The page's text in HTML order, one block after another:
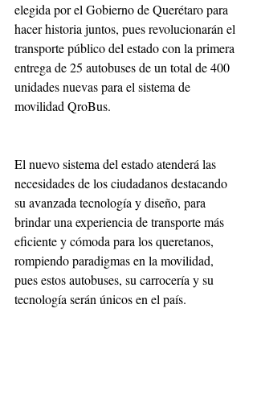
elegida por el Gobierno de Querétaro para
hacer historia juntos, pues revolucionarán el
transporte público del estado con la primera
entrega de 25 autobuses de un total de 400
unidades nuevas para el sistema de
movilidad QroBus.
El nuevo sistema del estado atenderá las
necesidades de los ciudadanos destacando
su avanzada tecnología y diseño, para
brindar una experiencia de transporte más
eficiente y cómoda para los queretanos,
rompiendo paradigmas en la movilidad,
pues estos autobuses, su carrocería y su
tecnología serán únicos en el país.